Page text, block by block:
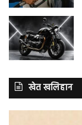
खेत खलिहान